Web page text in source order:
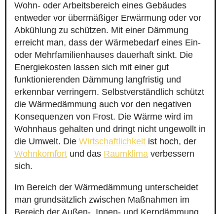
Wohn- oder Arbeitsbereich eines Gebäudes
entweder vor übermäßiger Erwärmung oder vor
Abkühlung zu schützen. Mit einer Dämmung
erreicht man, dass der Wärmebedarf eines Ein-
oder Mehrfamilienhauses dauerhaft sinkt. Die
Energiekosten lassen sich mit einer gut
funktionierenden Dämmung langfristig und
erkennbar verringern. Selbstverständlich schützt
die Wärmedämmung auch vor den negativen
Konsequenzen von Frost. Die Wärme wird im
Wohnhaus gehalten und dringt nicht ungewollt in
die Umwelt. Die Wirtschaftlichkeit ist hoch, der
Wohnkomfort und das Raumklima verbessern
sich.
Im Bereich der Wärmedämmung unterscheidet
man grundsätzlich zwischen Maßnahmen im